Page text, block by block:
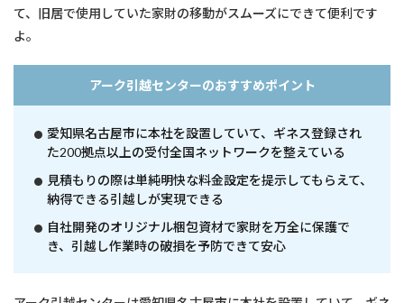
て、旧居で使用していた家財の移動がスムーズにできて便利です
よ。
アーク引越センターのおすすめポイント
愛知県名古屋市に本社を設置していて、ギネス登録され
た200拠点以上の受付全国ネットワークを整えている
見積もりの際は単純明快な料金設定を提示してもらえて、
納得できる引越しが実現できる
自社開発のオリジナル梱包資材で家財を万全に保護で
き、引越し作業時の破損を予防できて安心